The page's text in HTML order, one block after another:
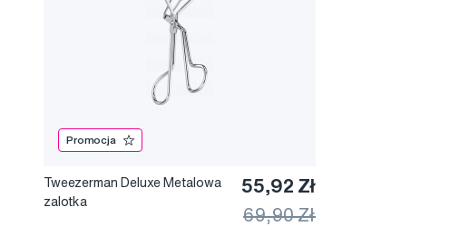
Promocja
Tweezerman Deluxe Metalowa
zalotka
55,92 Zł
69,90 Zł